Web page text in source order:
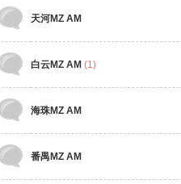
» ›
天河MZ AM
白云MZ AM (1)
海珠MZ AM
番禺MZ AM